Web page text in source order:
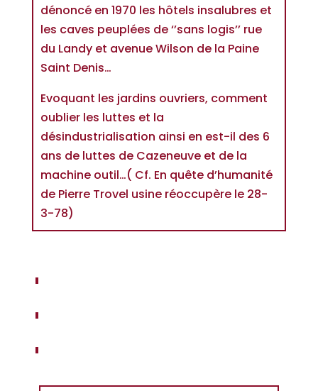
dénoncé en 1970 les hôtels insalubres et
les caves peuplées de ‘’sans logis’’ rue
du Landy et avenue Wilson de la Paine
Saint Denis…
Evoquant les jardins ouvriers, comment
oublier les luttes et la
désindustrialisation ainsi en est-il des 6
ans de luttes de Cazeneuve et de la
machine outil…( Cf. En quête d’humanité
de Pierre Trovel usine réoccupère le 28-
3-78)